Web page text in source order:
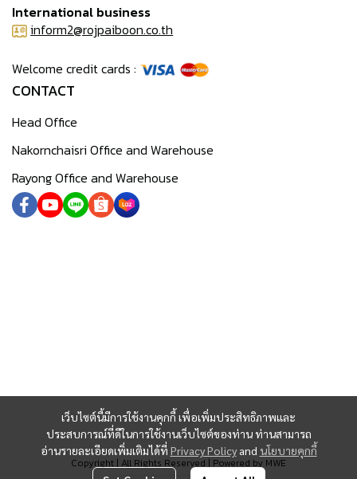
เว็บไซต์นี้มีการใช้งานคุกกี้ เพื่อเพิ่มประสิทธิภาพและ
ประสบการณ์ที่ดีในการใช้งานเว็บไซต์ของท่าน ท่านสามารถ
อ่านรายละเอียดเพิ่มเติมได้ที่ Privacy Policy and นโยบายคุกกี้
International business
inform2@rojpaiboon.co.th
Welcome credit cards :
CONTACT
Head Office
Nakornchaisri Office and Warehouse
Rayong Office and Warehouse
Copyright | All Rights Reserved | Powered by MWE